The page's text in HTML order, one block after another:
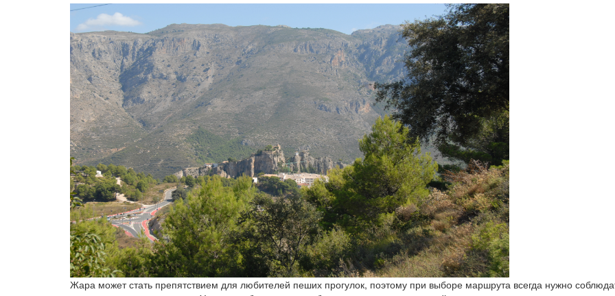
Жара может стать препятствием для любителей пеших прогулок, поэтому при выборе маршрута всегда нужно